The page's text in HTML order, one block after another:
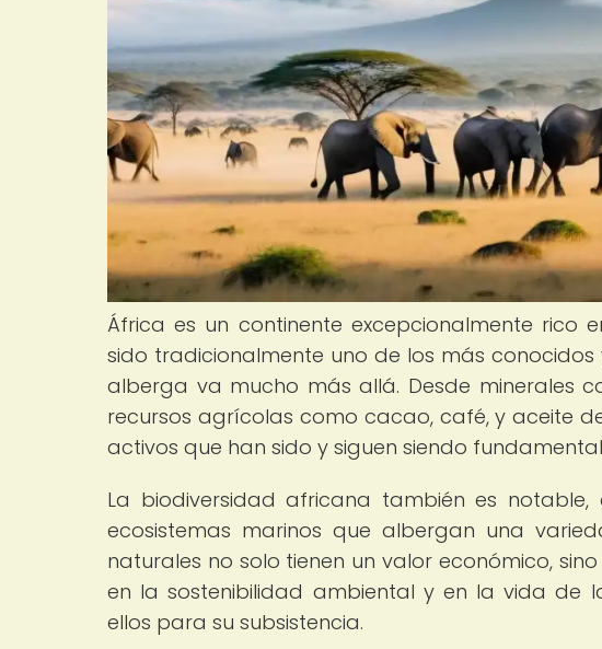
África es un continente excepcionalmente rico
sido tradicionalmente uno de los más
alberga va mucho más allá. Desde minerales
recursos agrícolas como cacao, café, y aceite
activos que han sido y siguen siendo
La biodiversidad africana también es
ecosistemas marinos que albergan una
naturales no solo tienen un valor económico,
en la sostenibilidad ambiental y en la vida de
ellos para su subsistencia.